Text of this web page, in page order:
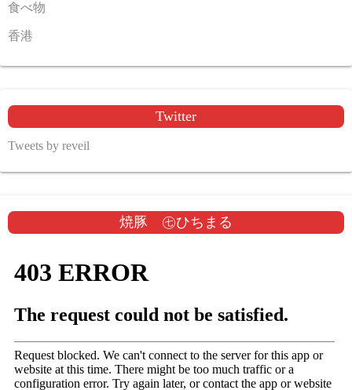
食べ物
香港
Twitter
Tweets by reveil
焼豚 ㊆ひちまる